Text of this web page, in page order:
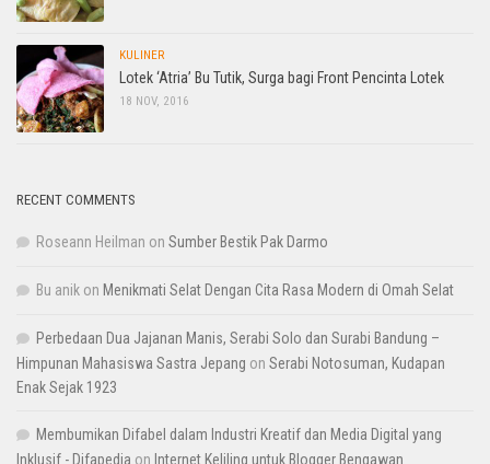
KULINER
Lotek ‘Atria’ Bu Tutik, Surga bagi Front Pencinta Lotek
18 NOV, 2016
RECENT COMMENTS
Roseann Heilman on Sumber Bestik Pak Darmo
Bu anik on Menikmati Selat Dengan Cita Rasa Modern di Omah Selat
Perbedaan Dua Jajanan Manis, Serabi Solo dan Surabi Bandung –
Himpunan Mahasiswa Sastra Jepang on Serabi Notosuman, Kudapan
Enak Sejak 1923
Membumikan Difabel dalam Industri Kreatif dan Media Digital yang
Inklusif - Difapedia on Internet Keliling untuk Blogger Bengawan